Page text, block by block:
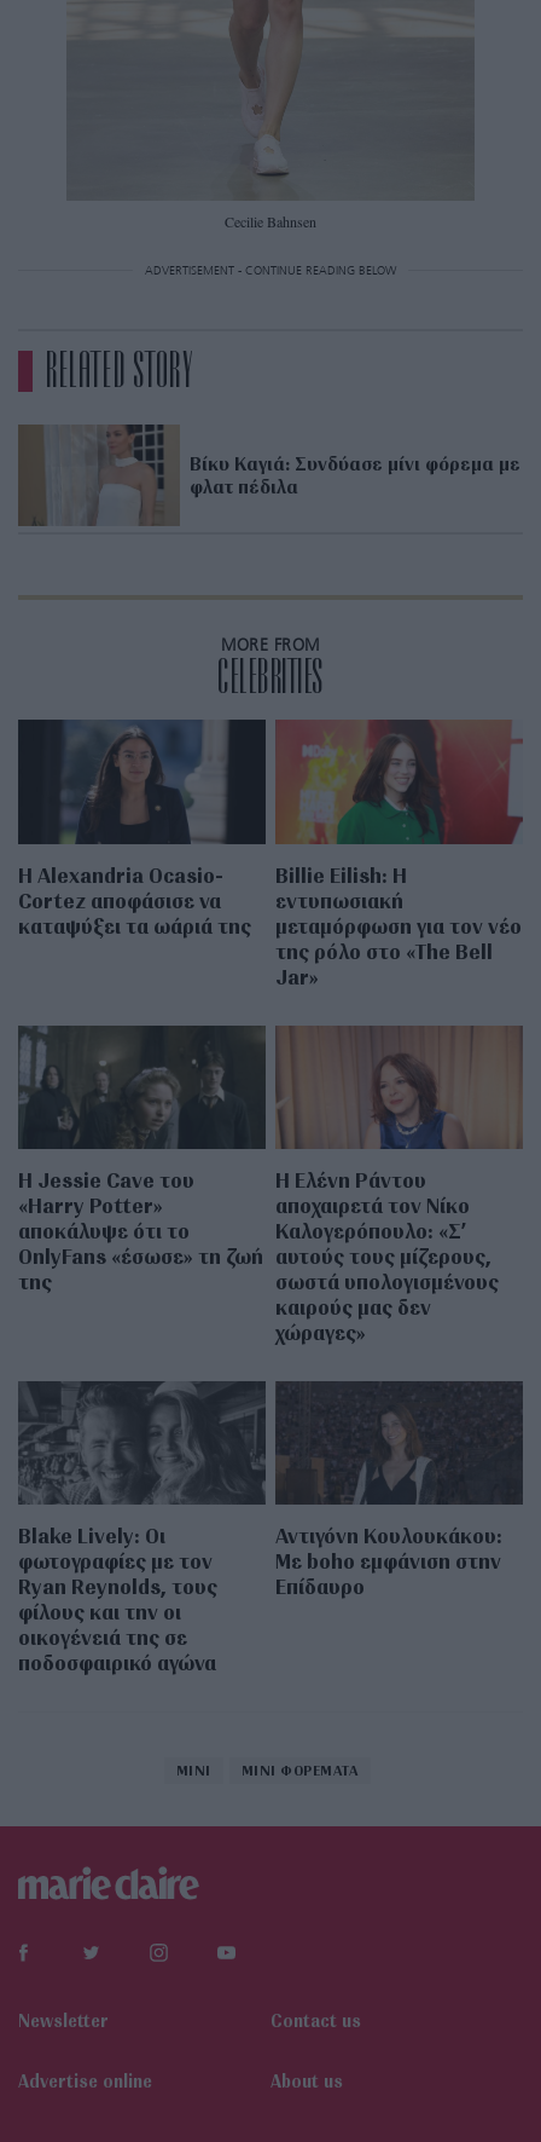
Cecilie Bahnsen
ADVERTISEMENT - CONTINUE READING BELOW
RELATED STORY
Βίκυ Καγιά: Συνδύασε μίνι φόρεμα με
φλατ πέδιλα
MORE FROM
CELEBRITIES
Η Alexandria Ocasio-
Cortez αποφάσισε να
καταψύξει τα ωάριά της
Billie Eilish: Η
εντυπωσιακή
μεταμόρφωση για τον νέο
της ρόλο στο «The Bell
Jar»
Η Jessie Cave του
«Harry Potter»
αποκάλυψε ότι το
OnlyFans «έσωσε» τη ζωή
της
Η Ελένη Ράντου
αποχαιρετά τον Νίκο
Καλογερόπουλο: «Σ’
αυτούς τους μίζερους,
σωστά υπολογισμένους
καιρούς μας δεν
χώραγες»
Blake Lively: Οι
φωτογραφίες με τον
Ryan Reynolds, τους
φίλους και την οι
οικογένειά της σε
ποδοσφαιρικό αγώνα
Αντιγόνη Κουλουκάκου:
Με boho εμφάνιση στην
Επίδαυρο
MINI MINI ΦΟΡΕΜΑΤΑ
Newsletter Contact us
Αdvertise online About us